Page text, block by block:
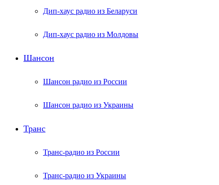
Дип-хаус радио из Беларуси
Дип-хаус радио из Молдовы
Шансон
Шансон радио из России
Шансон радио из Украины
Транс
Транс-радио из России
Транс-радио из Украины